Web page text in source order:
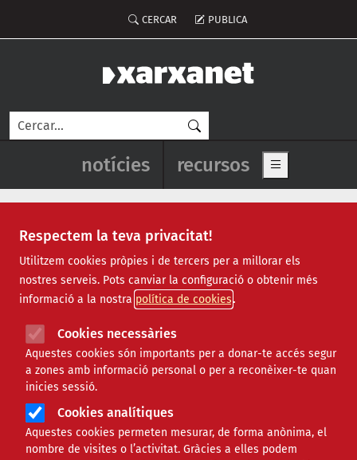
Respectem la teva privacitat!
Utilitzem cookies pròpies i de tercers per a millorar els
nostres serveis. Pots canviar la configuració o obtenir més
informació a la nostra política de cookies
Cookies necessàries
Aquestes cookies són importants per a donar-te accés segur
a zones amb informació personal o per a reconèixer-te quan
inicies sessió.
Cookies analítiques
Aquestes cookies permeten mesurar, de forma anònima, el
nombre de visites o l’activitat. Gràcies a elles podem
Menú del compte d'usuari
CERCAR PUBLICA
Cerca
Navegació principal de
notícies recursos Show main
Notícies
Totes | Ambiental | Comunitari | Cultural | Social
|
Internacional | Projectes | Jurídic | Tecnològic
Formació